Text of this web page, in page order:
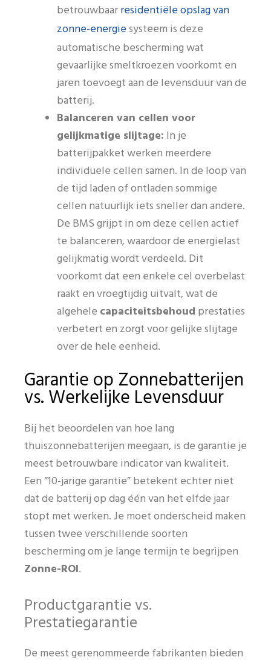
betrouwbaarresidentiële opslag van
zonne-energiesysteem is deze
automatische bescherming wat
gevaarlijke smeltkroezen voorkomt en
jaren toevoegt aan de levensduur van de
batterij.
Balanceren van cellen voor
gelijkmatige slijtage: In je
batterijpakket werken meerdere
individuele cellen samen. In de loop van
de tijd laden of ontladen sommige
cellen natuurlijk iets sneller dan andere.
De BMS grijpt in om deze cellen actief
te balanceren, waardoor de energielast
gelijkmatig wordt verdeeld. Dit
voorkomt dat een enkele cel overbelast
raakt en vroegtijdig uitvalt, wat de
algehele capaciteitsbehoud prestaties
verbetert en zorgt voor gelijke slijtage
over de hele eenheid.
Garantie op Zonnebatterijen
vs. Werkelijke Levensduur
Bij het beoordelen van hoe lang
thuiszonnebatterijen meegaan, is de garantie je
meest betrouwbare indicator van kwaliteit.
Een ”10-jarige garantie” betekent echter niet
dat de batterij op dag één van het elfde jaar
stopt met werken. Je moet onderscheid maken
tussen twee verschillende soorten
bescherming om je lange termijn te begrijpen
Zonne-ROI.
Productgarantie vs.
Prestatiegarantie
De meest gerenommeerde fabrikanten bieden